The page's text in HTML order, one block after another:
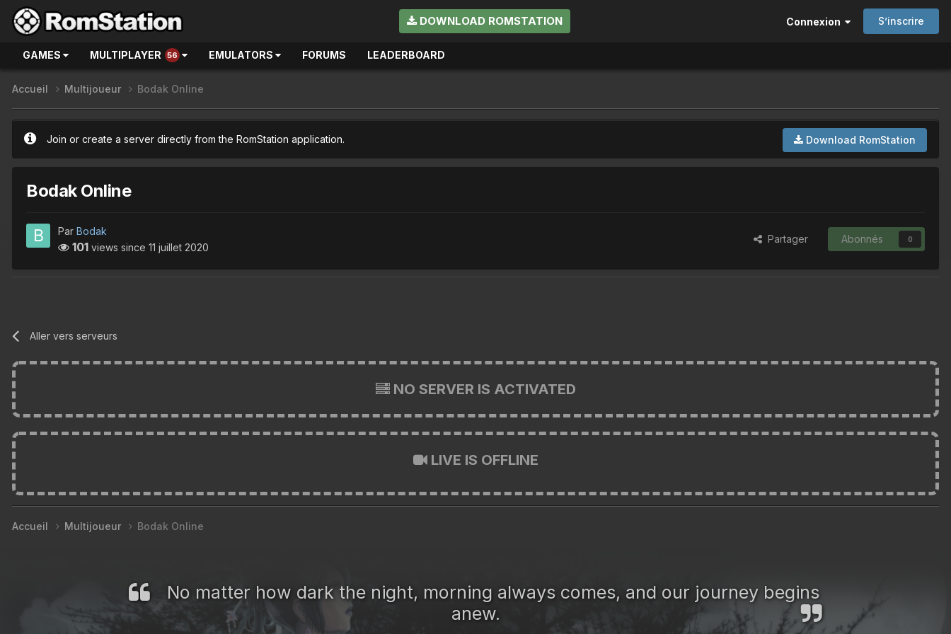
DOWNLOAD ROMSTATION Connexion S’inscrire
GAMES MULTIPLAYER 56 EMULATORS FORUMS LEADERBOARD
Accueil Multijoueur Bodak Online
Download RomStation
Join or create a server directly from the RomStation application.
Bodak Online
Par Bodak
101 views since 11 juillet 2020
Partager Abonnés 0
Aller vers serveurs
NO SERVER IS ACTIVATED
LIVE IS OFFLINE
Accueil Multijoueur Bodak Online
No matter how dark the night, morning always comes, and our journey begins
anew.